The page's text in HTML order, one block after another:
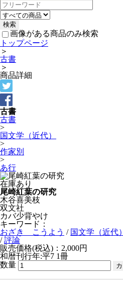
画像がある商品のみ検索
トップページ
＞
古書
＞
商品詳細
古書
古書
>
国文学（近代）
>
作家別
>
あ行
在庫あり
尾崎紅葉の研究
木谷喜美枝
双文社
カバ少背やけ
キーワード：
おざき こうよう / 国文学（近代）
/評論
販売価格(税込)：2,000円
和暦刊行年:平7 1冊
数量